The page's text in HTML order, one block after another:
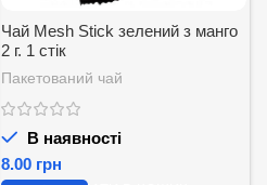
Чай Mesh Stick зелений з манго
2 г. 1 стік
Пакетований чай
В наявності
грн